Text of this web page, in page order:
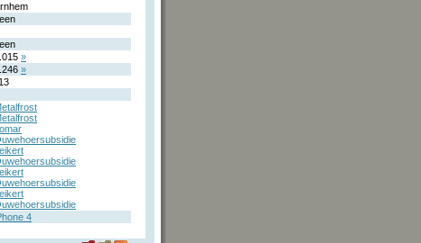
»
»
4